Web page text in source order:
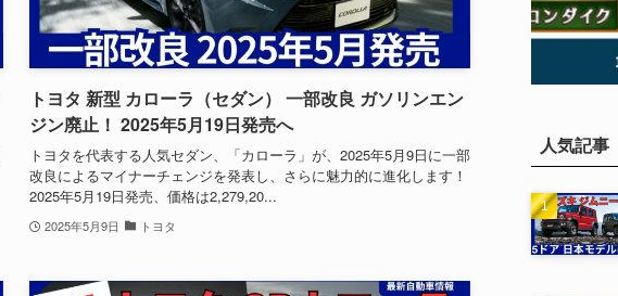
トヨタ 新型 カローラ（セダン） 一部改良 ガソリンエン
ジン廃止！ 2025年5月19日発売へ
トヨタを代表する人気セダン、「カローラ」が、2025年5月9日に一部
改良によるマイナーチェンジを発表し、さらに魅力的に進化します！
2025年5月19日発売、価格は2,279,20...
2025年5月9日 トヨタ
人気記事